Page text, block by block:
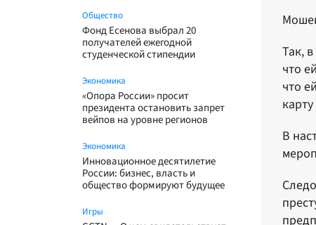
Общество
Фонд Есенова выбрал 20
получателей ежегодной
студенческой стипендии
Экономика
«Опора России» просит
президента остановить запрет
вейпов на уровне регионов
Экономика
Инновационное десятилетие
России: бизнес, власть и
общество формируют будущее
Игры
Так,
что
что
В